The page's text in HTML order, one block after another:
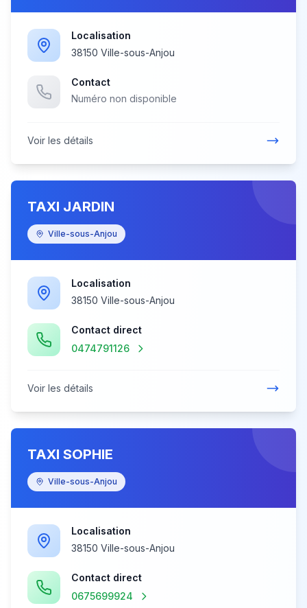
Localisation
38150 Ville-sous-Anjou
Contact
Numéro non disponible
Voir les détails
TAXI JARDIN
Ville-sous-Anjou
Localisation
38150 Ville-sous-Anjou
Contact direct
0474791126
Voir les détails
TAXI SOPHIE
Ville-sous-Anjou
Localisation
38150 Ville-sous-Anjou
Contact direct
0675699924